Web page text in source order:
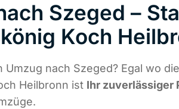
Szeged –
Koch
Umzug nach Szeged? Egal wo
Heilbronn ist Ihr zuverlässiger